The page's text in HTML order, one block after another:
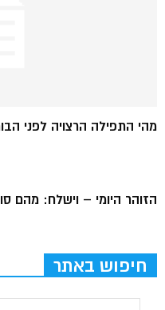
מהי התפילה הרצויה לפני
הזוהר היומי – וישלח: מהם
חיפוש באתר